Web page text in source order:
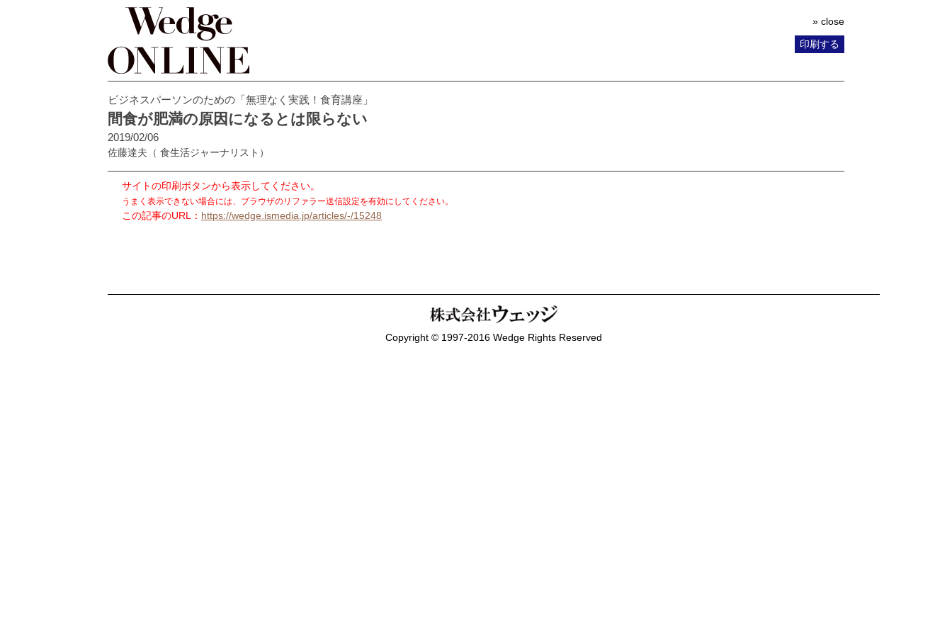
» close
印刷する
ビジネスパーソンのための「無理なく実践！食育講座」
間食が肥満の原因になるとは限らない
2019/02/06
佐藤達夫 （ 食生活ジャーナリスト）
サイトの印刷ボタンから表示してください。
うまく表示できない場合には、ブラウザのリファラー送信設定を有効にしてください。
この記事のURL： https://wedge.ismedia.jp/articles/-/15248
Copyright © 1997-2016 Wedge Rights Reserved